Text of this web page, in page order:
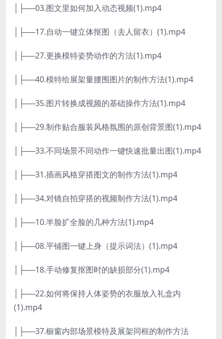
│├──03.图文里如何加入动态视频(1).mp4
│├──17.自动一键立体抠图（去人留衣）(1).mp4
│├──27.更换模特姿势动作的方法(1).mp4
│├──40.模特给展架量腰围图片的制作方法(1).mp4
│├──35.图片转换成视频的基础操作方法(1).mp4
│├──29.制作贴合服装风格氛围的原创背景图(1).mp4
│├──33.不同场景不同动作一键快速批量出图(1).mp4
│├──31.插画风格穿搭图文的制作方法(1).mp4
│├──34.对镜自拍穿搭的视频制作方法(1).mp4
│├──10.半脸扩全脸的几种方法(1).mp4
│├──08.平铺图一键上身（提示词法）(1).mp4
│├──18.手动修复抠图时的缺损部分(1).mp4
│├──22.如何将保持人体姿势的衣服放入礼盒内
(1).mp4
│├──37.橱窗内部场景模特及展架同框的制作方法